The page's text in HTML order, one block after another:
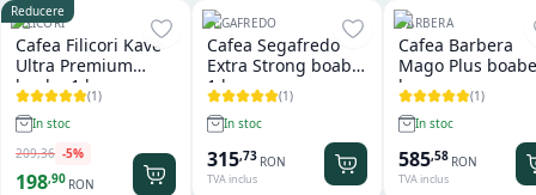
Reducere
FILICORI
Cafea Filicori Kave
Ultra Premium
boabe 1 kg
(1)
In stoc
209,36 -5%
198,90 RON
SEGAFREDO
Cafea Segafredo
Extra Strong boabe
1 kg
(1)
In stoc
315,73 RON
TVA inclus
BARBERA
Cafea Barbera
Mago Plus
kg
(1)
In stoc
585,58 RON
TVA inclus